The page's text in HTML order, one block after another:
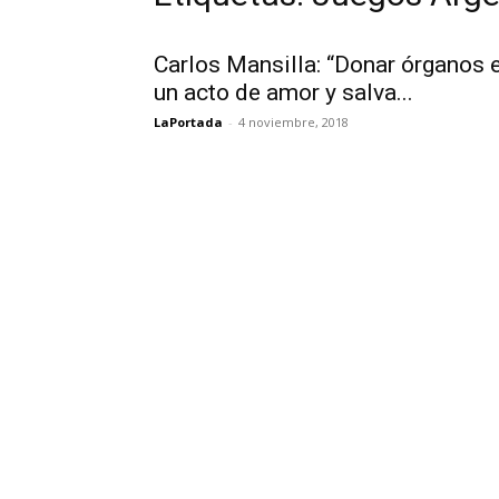
Carlos Mansilla: “Donar órganos
un acto de amor y salva...
LaPortada - 4 noviembre, 2018